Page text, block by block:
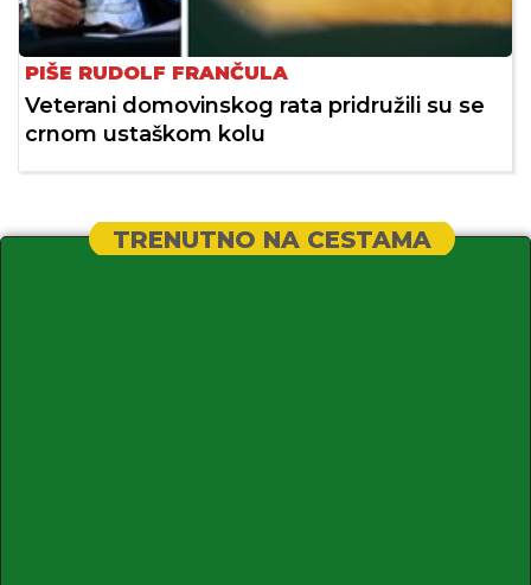
PIŠE RUDOLF FRANČULA
Veterani domovinskog rata pridružili su se
crnom ustaškom kolu
TRENUTNO NA CESTAMA